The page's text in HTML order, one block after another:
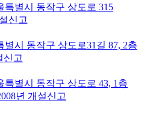
특별시 동작구 상도로 315
신고
별시 동작구 상도로31길 87, 2층
신고
특별시 동작구 상도로 43, 1층
년 개설신고